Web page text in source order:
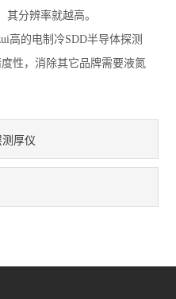
分辨率就越高。
的电制冷SDD半导体探测
性，消除其它品牌需要液氮
厚仪